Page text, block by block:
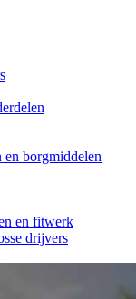
borgmiddelen
en fitwerk
drijvers